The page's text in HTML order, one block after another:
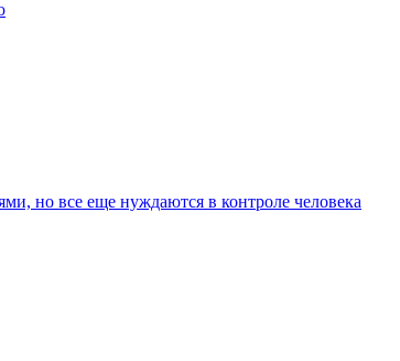
но все еще нуждаются в контроле человека